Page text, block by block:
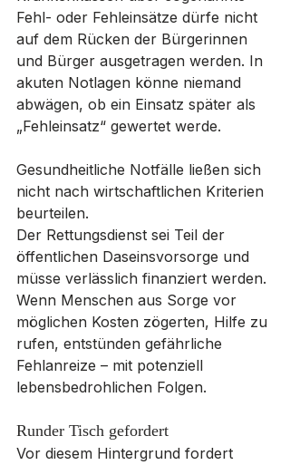
Fehl- oder Fehleinsätze dürfe nicht
auf dem Rücken der Bürgerinnen
und Bürger ausgetragen werden. In
akuten Notlagen könne niemand
abwägen, ob ein Einsatz später als
„Fehleinsatz“ gewertet werde.
Gesundheitliche Notfälle ließen sich
nicht nach wirtschaftlichen Kriterien
beurteilen.
Der Rettungsdienst sei Teil der
öffentlichen Daseinsvorsorge und
müsse verlässlich finanziert werden.
Wenn Menschen aus Sorge vor
möglichen Kosten zögerten, Hilfe zu
rufen, entstünden gefährliche
Fehlanreize – mit potenziell
lebensbedrohlichen Folgen.
Runder Tisch gefordert
Vor diesem Hintergrund fordert